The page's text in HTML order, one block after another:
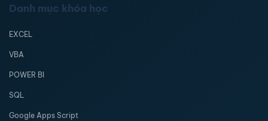
Danh mục khóa học
EXCEL
VBA
POWER BI
SQL
Google Apps Script